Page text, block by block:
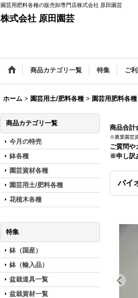
園芸用肥料各種の販売卸専門店株式会社 原田園芸
株式会社 原田園芸
商品カテゴリ一覧 特集 ご
ホーム > 園芸用土/肥料各種 > 園芸用肥料各種
商品カテゴリ一覧
今月の特売
鉢各種
園芸資材各種
園芸用土/肥料各種
花植木各種
特集
鉢（国産）
鉢（輸入品）
盆栽道具一覧
盆栽資材一覧
商品合計
※農業園芸
ご質問や
※申し訳
バイ